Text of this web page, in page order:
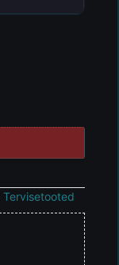
Tervisetooted